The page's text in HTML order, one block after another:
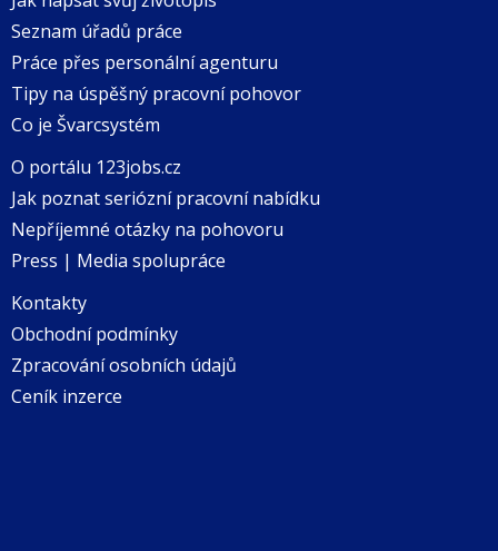
Seznam úřadů práce
Práce přes personální agenturu
Tipy na úspěšný pracovní pohovor
Co je Švarcsystém
O portálu 123jobs.cz
Jak poznat seriózní pracovní nabídku
Nepříjemné otázky na pohovoru
Press | Media spolupráce
Kontakty
Obchodní podmínky
Zpracování osobních údajů
Ceník inzerce